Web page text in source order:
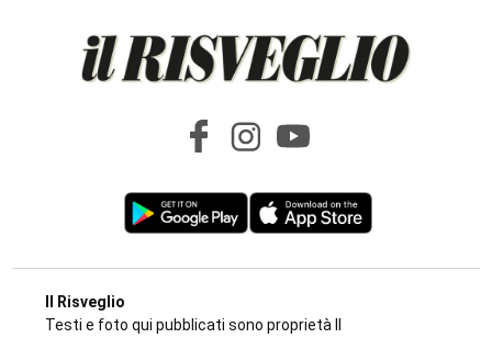
Il Risveglio
Testi e foto qui pubblicati sono proprietà Il